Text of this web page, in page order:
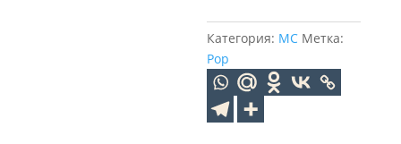
Юра!!!
Лучшие
песни
(MC)
Категория: MC Метка:
Pop